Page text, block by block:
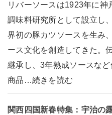
リバーソースは1923年に神
調味料研究所として設立し
界初の豚カツソースを生み
ース文化を創造してきた。
継承し、3年熟成ソースなど
商品…続きを読む
関西四国新春特集：宇治